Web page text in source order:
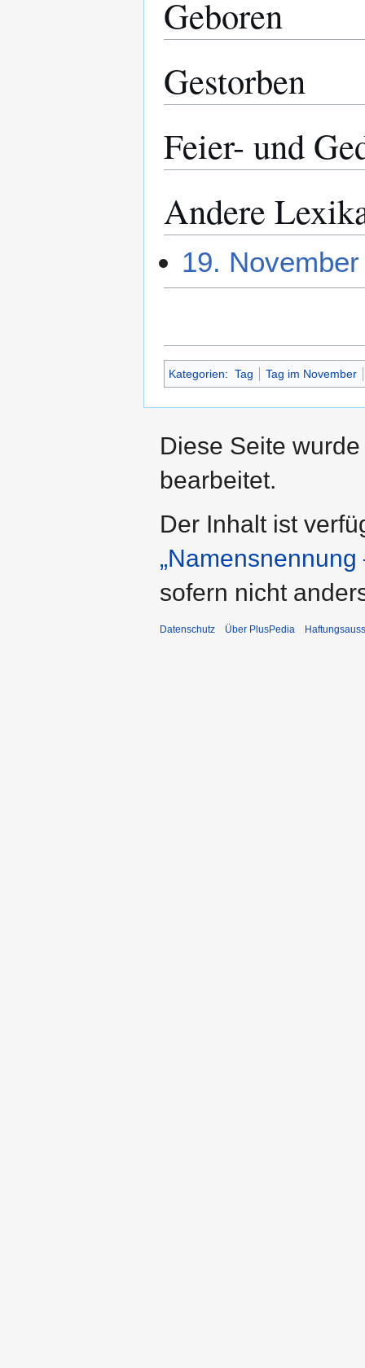
Geboren
Gestorben
Feier- und
Andere
19.
Kategorien: Tag Tag im November
Diese Seite
bearbeitet.
Der Inhalt ist
sofern nicht
Datenschutz Über PlusPedia